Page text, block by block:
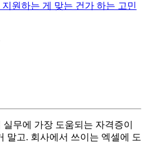
원하는 게 맞는 건가 하는 고민
무에 가장 도움되는 자격증이
말고. 회사에서 쓰이는 엑셀에 도